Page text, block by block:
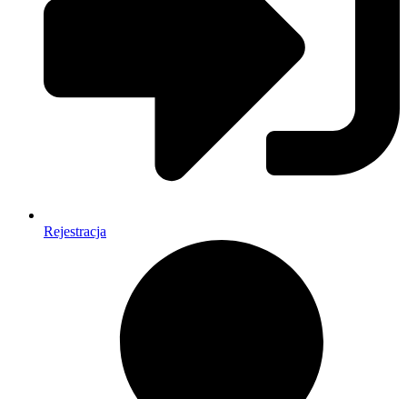
Rejestracja